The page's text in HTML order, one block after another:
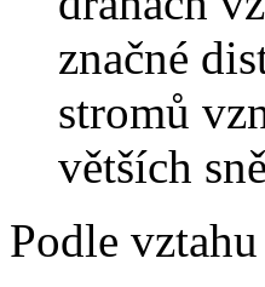
značné
stromů
větších
Podle